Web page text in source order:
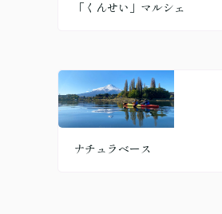
「くんせい」マルシェ
ナチュラベース